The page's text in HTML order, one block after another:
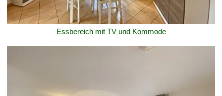
Essbereich mit TV und Kommode